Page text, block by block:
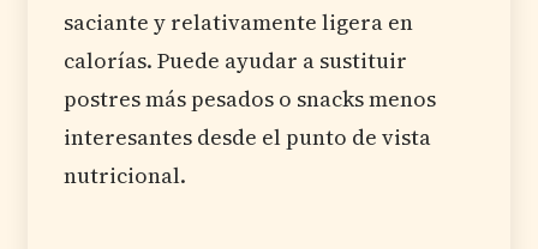
saciante y relativamente ligera en
calorías. Puede ayudar a sustituir
postres más pesados o snacks menos
interesantes desde el punto de vista
nutricional.